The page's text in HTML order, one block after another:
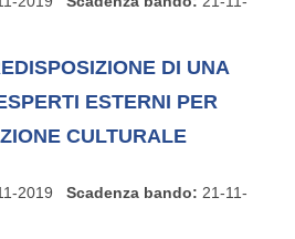
DI UNA
ESTERNI PER
CULTURALE
2019 Scadenza bando: 21-11-